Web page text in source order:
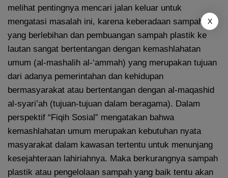
melihat pentingnya mencari jalan keluar untuk
mengatasi masalah ini, karena keberadaan sampah
yang berlebihan dan pembuangan sampah plastik ke
lautan sangat bertentangan dengan kemashlahatan
umum (al-mashalih al-‘ammah) yang merupakan tujuan
dari adanya pemerintahan dan kehidupan
bermasyarakat atau bertentangan dengan al-maqashid
al-syari’ah (tujuan-tujuan dalam beragama). Dalam
perspektif “Fiqih Sosial” mengatakan bahwa
kemashlahatan umum merupakan kebutuhan nyata
masyarakat dalam kawasan tertentu untuk menunjang
kesejahteraan lahiriahnya. Maka berkurangnya sampah
plastik atau pengelolaan sampah yang baik tentu akan
X